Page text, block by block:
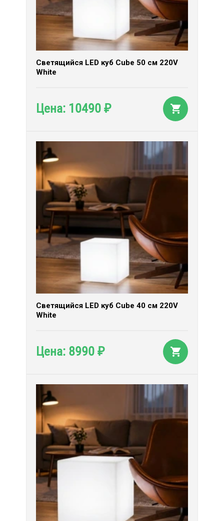
Светящийся LED куб Cube 50 см 220V
White
Цена: 10490 ₽
Светящийся LED куб Cube 40 см 220V
White
Цена: 8990 ₽